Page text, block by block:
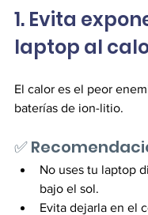
1. Evita
laptop al
El calor es el peor
baterías de ion-litio.
✅
No uses tu laptop
bajo el sol.
Evita dejarla en el